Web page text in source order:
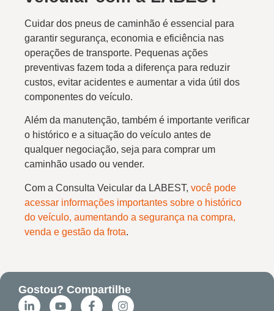
Cuidar dos pneus de caminhão é essencial para
garantir segurança, economia e eficiência nas
operações de transporte. Pequenas ações
preventivas fazem toda a diferença para reduzir
custos, evitar acidentes e aumentar a vida útil dos
componentes do veículo.
Além da manutenção, também é importante verificar
o histórico e a situação do veículo antes de
qualquer negociação, seja para comprar um
caminhão usado ou vender.
Com a Consulta Veicular da LABEST, você pode
acessar informações importantes sobre o histórico
do veículo, aumentando a segurança na compra,
venda e gestão da frota.
Gostou? Compartilhe